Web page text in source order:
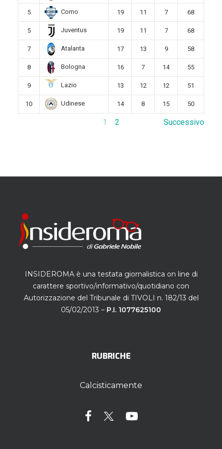
5 Como 19 11 7 68
5 Juventus 19 11 7 68
7 Atalanta 17 13 9 58
8 Bologna 16 7 14 55
9 Lazio 13 12 12 51
10 Udinese 14 8 15 50
1 2 Successivo
INSIDEROMA è una testata giornalistica on line di
carattere sportivo/informativo/quotidiano con
Autorizzazione del Tribunale di TIVOLI n. 182/13 del
05/02/2013 – P.I. 1077625100
RUBRICHE
Calcisticamente